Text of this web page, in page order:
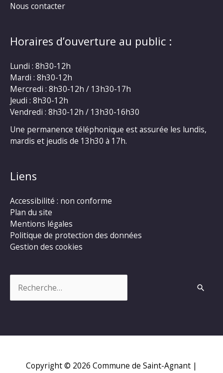
Nous contacter
Horaires d’ouverture au public :
Lundi : 8h30-12h
Mardi : 8h30-12h
Mercredi : 8h30-12h / 13h30-17h
Jeudi : 8h30-12h
Vendredi : 8h30-12h / 13h30-16h30
Une permanence téléphonique est assurée les lundis,
mardis et jeudis de 13h30 à 17h.
Liens
Accessibilité : non conforme
Plan du site
Mentions légales
Politique de protection des données
Gestion des cookies
Copyright © 2026 Commune de Saint-Agnant |